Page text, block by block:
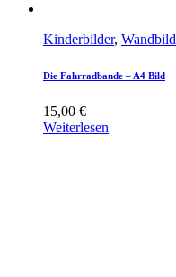
Kinderbilder, Wandbild
Die Fahrradbande – A4 Bild
15,00 €
Weiterlesen